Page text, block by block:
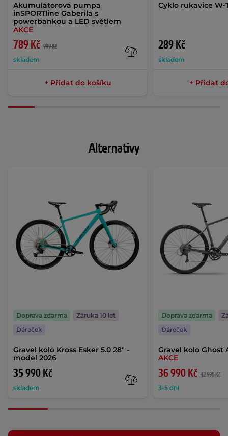
Akumulátorová pumpa
inSPORTline Gaberila s
powerbankou a LED světlem
AKCE
789 Kč 999 Kč
skladem
+ Přidat do košíku
Cyklo rukavice W-
289 Kč
skladem
+ Přidat
Alternativy
Gravel kolo Kross Esker 5.0 28" -
model 2026
35 990 Kč
skladem
Doprava zdarma
Záruka 10 let
Dáreček
Gravel kolo Ghost
AKCE
36 990 Kč 42 990 Kč
3-5 dní
Doprava zdarma
Dáreček